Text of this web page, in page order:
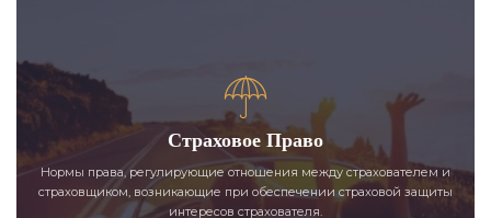
Страховое Право
Нормы права, регулирующие отношения между страхователем и
страховщиком, возникающие при обеспечении страховой защиты
интересов страхователя.